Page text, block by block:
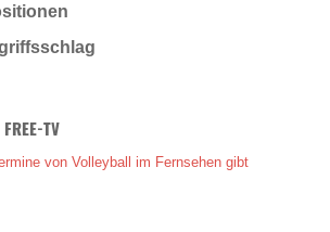
TV
von Volleyball im Fernsehen gibt